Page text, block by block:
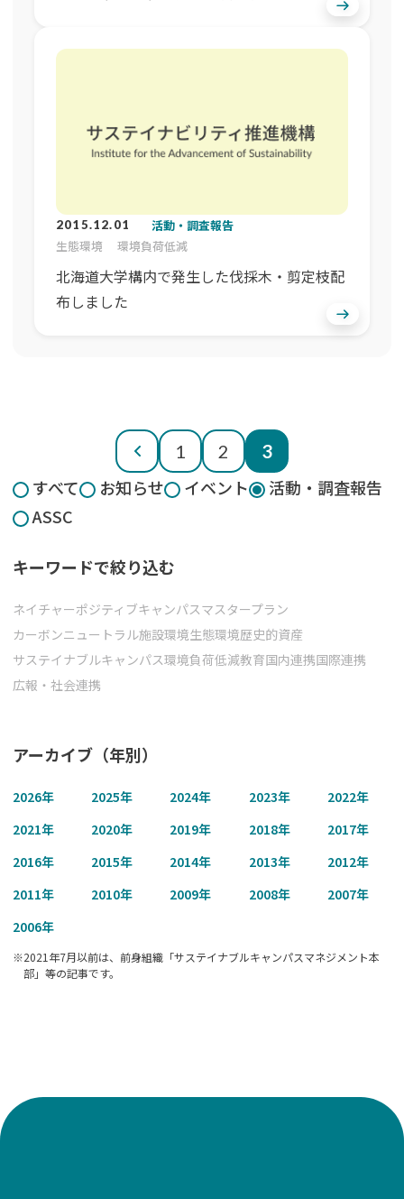
すべて お知らせ イベント
活動・調査報告
ASSC
キーワードで絞り込む
ネイチャーポジティブキャンパスマスタープラン
カーボンニュートラル施設環境生態環境歴史的資産
サステイナブルキャンパス環境負荷低減教育国内連携国際連携
広報・社会連携
アーカイブ（年別）
2026年 2025年 2024年 2023年 2022年
2021年 2020年 2019年 2018年 2017年
2016年 2015年 2014年 2013年 2012年
2011年 2010年 2009年 2008年 2007年
2006年
※2021年7月以前は、前身組織「サステイナブルキャンパスマネジメント本
部」等の記事です。
2015.12.01
活動・調査報告
生態環境
環境負荷低減
北海道大学構内で発生した伐採木・剪定枝配
布しました
の
ペ
ジ
り
前
へ
1 2 3